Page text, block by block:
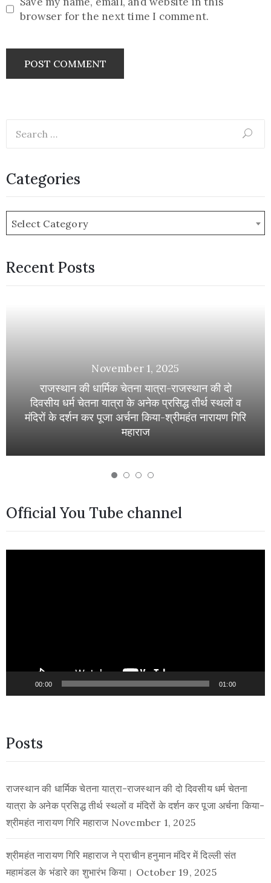
browser for the next time I comment.
Categories
Select Category
Recent Posts
November 1, 2025
राजस्थान की धार्मिक चेतना यात्रा-राजस्थान की दो
दिवसीय धर्म चेतना यात्रा के अनेक प्रसिद्ध तीर्थ स्थलों व
मंदिरों के दर्शन कर पूजा अर्चना किया-श्रीमहंत नारायण गिरि
महाराज
Official You Tube channel
00:00 01:00
Posts
राजस्थान की धार्मिक चेतना यात्रा-राजस्थान की दो दिवसीय धर्म चेतना
यात्रा के अनेक प्रसिद्ध तीर्थ स्थलों व मंदिरों के दर्शन कर पूजा अर्चना किया-
श्रीमहंत नारायण गिरि महाराज November 1, 2025
श्रीमहंत नारायण गिरि महाराज ने प्राचीन हनुमान मंदिर में दिल्ली संत
महामंडल के भंडारे का शुभारंभ किया। October 19, 2025